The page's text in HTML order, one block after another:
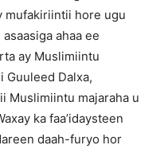
mufakiriintii hore ugu
ahaa ee
ay Muslimiintu
Guuleed Dalxa,
Muslimiintu majaraha u
ka faa’idaysteen
daah-furyo hor